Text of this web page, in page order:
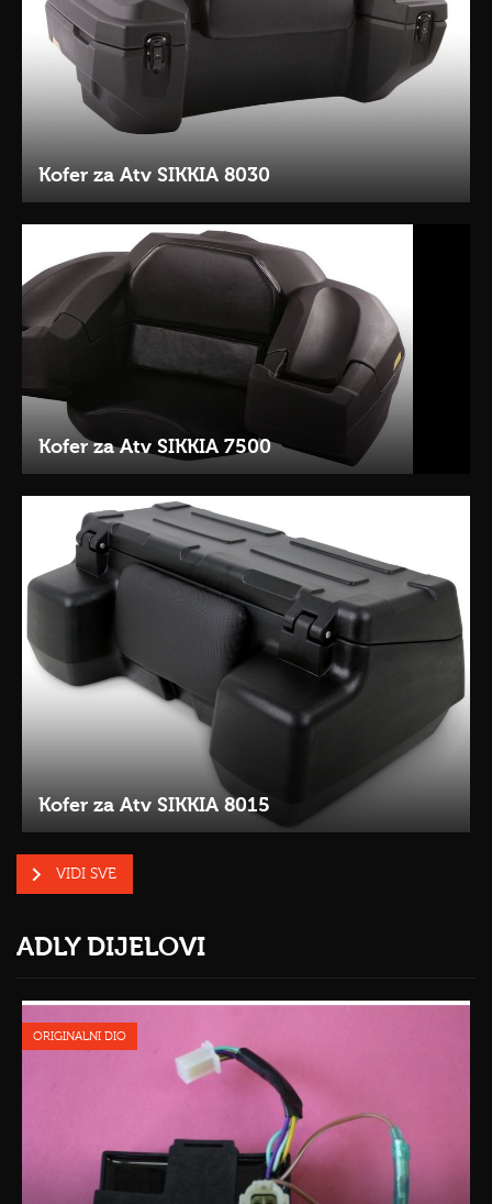
Kofer za Atv SIKKIA 8030
Kofer za Atv SIKKIA 7500
Kofer za Atv SIKKIA 8015
VIDI SVE
ADLY DIJELOVI
ORIGINALNI DIO